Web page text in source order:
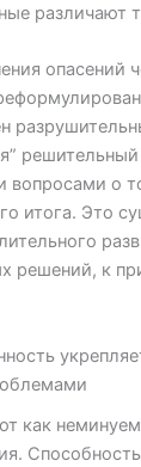
различают
опасений
вопросами о
итога. Это
решений, к
как